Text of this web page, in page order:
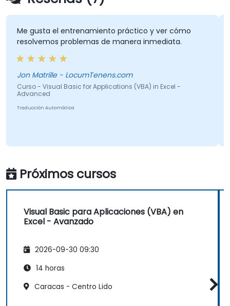
Me gusta el entrenamiento práctico y ver cómo
resolvemos problemas de manera inmediata.
Jon Matrille - LocumTenens.com
Curso - Visual Basic for Applications (VBA) in Excel -
Advanced
Traducción Automática
Próximos cursos
Visual Basic para Aplicaciones (VBA) en
Excel - Avanzado
2026-09-30 09:30
14 horas
Caracas - Centro Lido